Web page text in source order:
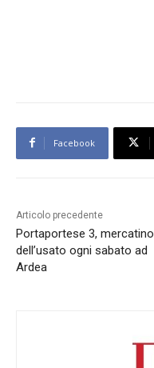
Facebook
Articolo precedente
Portaportese 3, mercatino
dell’usato ogni sabato ad
Ardea